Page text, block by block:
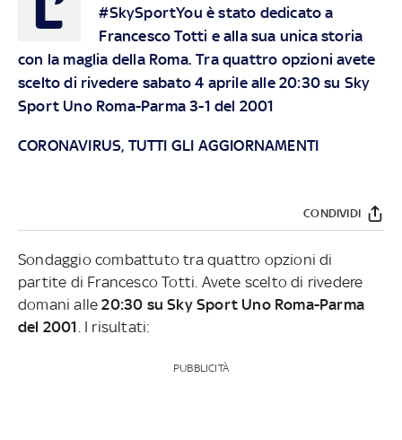
#SkySportYou è stato dedicato a
Francesco Totti e alla sua unica storia
con la maglia della Roma. Tra quattro opzioni avete
scelto di rivedere sabato 4 aprile alle 20:30 su Sky
Sport Uno Roma-Parma 3-1 del 2001
CORONAVIRUS, TUTTI GLI AGGIORNAMENTI
CONDIVIDI
Sondaggio combattuto tra quattro opzioni di
partite di Francesco Totti. Avete scelto di rivedere
domani alle20:30 su Sky Sport Uno Roma-Parma
del 2001 . I risultati:
PUBBLICITÀ